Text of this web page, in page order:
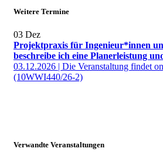
Weitere Termine
03 Dez
Projektpraxis für Ingenieur*innen
beschreibe ich eine Planerleistung
03.12.2026 | Die Veranstaltung findet
(10WWI440/26-2)
Verwandte Veranstaltungen